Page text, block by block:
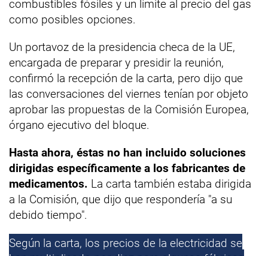
combustibles fósiles y un límite al precio del gas
como posibles opciones.
Un portavoz de la presidencia checa de la UE,
encargada de preparar y presidir la reunión,
confirmó la recepción de la carta, pero dijo que
las conversaciones del viernes tenían por objeto
aprobar las propuestas de la Comisión Europea,
órgano ejecutivo del bloque.
Hasta ahora, éstas no han incluido soluciones
dirigidas específicamente a los fabricantes de
medicamentos. La carta también estaba dirigida
a la Comisión, que dijo que respondería "a su
debido tiempo".
Según la carta, los precios de la electricidad se